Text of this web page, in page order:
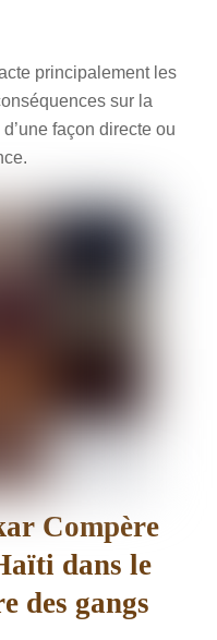
principalement les
sur la
façon directe ou
Compère
dans le
des gangs